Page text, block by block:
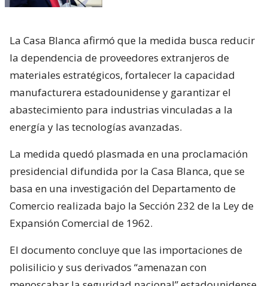
La Casa Blanca afirmó que la medida busca reducir
la dependencia de proveedores extranjeros de
materiales estratégicos, fortalecer la capacidad
manufacturera estadounidense y garantizar el
abastecimiento para industrias vinculadas a la
energía y las tecnologías avanzadas.
La medida quedó plasmada en una proclamación
presidencial difundida por la Casa Blanca, que se
basa en una investigación del Departamento de
Comercio realizada bajo la Sección 232 de la Ley de
Expansión Comercial de 1962.
El documento concluye que las importaciones de
polisilicio y sus derivados “amenazan con